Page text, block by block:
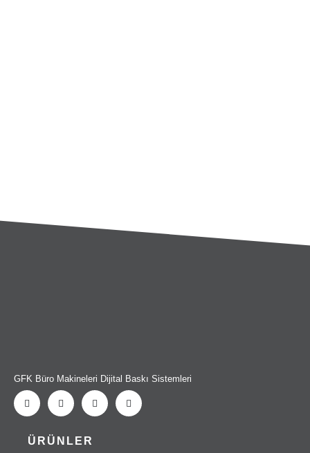
GFK Büro Makineleri Dijital Baskı Sistemleri
ÜRÜNLER